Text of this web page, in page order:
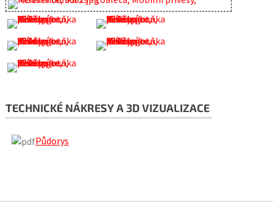
TECHNICKÉ NÁKRESY A 3D VIZUALIZACE
Půdorys